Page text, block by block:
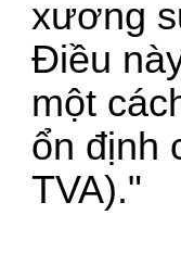
xương
Điều
một
ổn định
TVA)."